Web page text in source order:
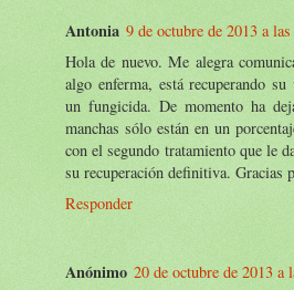
Antonia 9 de octubre de 2013 a
Hola de nuevo. Me alegra
algo enferma, está recuperando
un fungicida. De momento ha
manchas sólo están en un
con el segundo tratamiento que le
su recuperación definitiva. Gracias
Responder
Anónimo 20 de octubre de 2013 a